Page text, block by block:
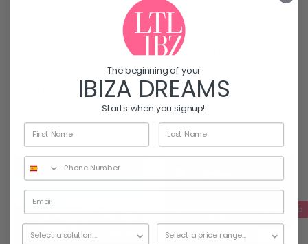
Se vende, Terrenos
€1,950,000
Se vende, Terrenos
en venta
3
Daniela
Latronico
Se vende Terrenos en venta
Latronico
Se vende
The beginning of your
IBIZA DREAMS
Starts when you signup!